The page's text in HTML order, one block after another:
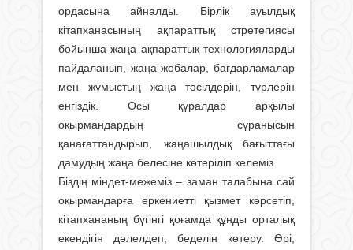
ордасына айналды. Бірлік ауылдық
кітапханасының ақпараттық стретегиясы
бойынша жаңа ақпараттық технологияларды
пайдаланып, жаңа жобалар, бағдарламалар
мен жұмыстың жаңа тәсілдерін, түрлерін
енгіздік. Осы құралдар арқылы
оқырмандардың сұранысын
қанағаттандырып, жаңа­шылдық бағыттағы
дамудың жаңа белесіне көтеріліп келеміз.
Біздің міндет-межеміз – заман тала­бына сай
оқырмандарға өркениетті қызмет көрсетіп,
кітапхананың бүгінгі қоғамда құнды орталық
екендігін дәлелдеп, беделін көтеру. Әрі,